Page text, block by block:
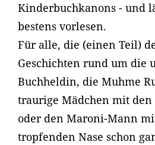
Kinderbuchkanons - und
bestens vorlesen.
Für alle, die (einen Teil)
Geschichten rund um die
Buchheldin, die Muhme
traurige Mädchen mit
oder den Maroni-Mann
tropfenden Nase schon